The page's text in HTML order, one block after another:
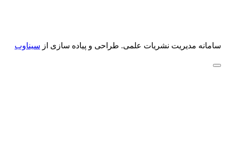
سامانه مدیریت نشریات علمی. طراحی و پیاده سازی از سیناوب